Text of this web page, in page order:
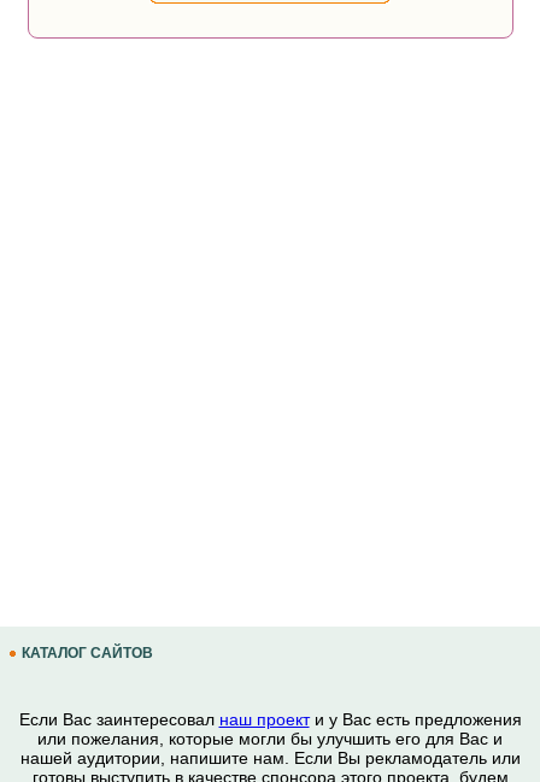
КАТАЛОГ САЙТОВ
Если Вас заинтересовал наш проекти у Вас есть предложения
или пожелания, которые могли бы улучшить его для Вас и
нашей аудитории, напишите нам. Если Вы рекламодатель или
готовы выступить в качестве спонсора этого проекта, будем